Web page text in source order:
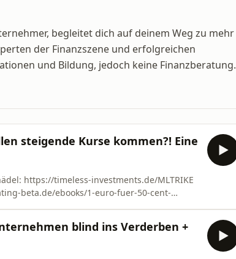
begleitet dich auf deinem Weg zu mehr
der Finanzszene und erfolgreichen
und Bildung, jedoch keine Finanzberatung.
steigende Kurse kommen?! Eine
https://timeless-investments.de/MLTRIKE
beta.de/ebooks/1-euro-fuer-50-cent-
blind ins Verderben +